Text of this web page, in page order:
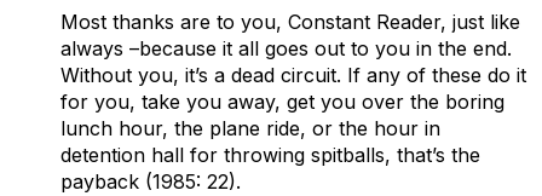
Most thanks are to you, Constant Reader, just like
always –because it all goes out to you in the end.
Without you, it’s a dead circuit. If any of these do it
for you, take you away, get you over the boring
lunch hour, the plane ride, or the hour in
detention hall for throwing spitballs, that’s the
payback (1985: 22).